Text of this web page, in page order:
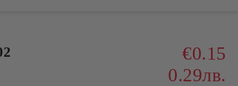
€0.15
0.29лв.